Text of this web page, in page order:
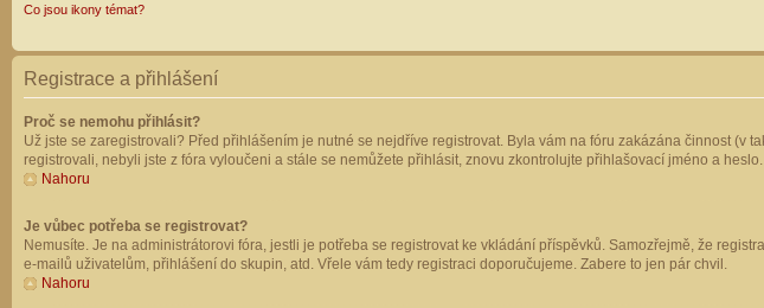
Co jsou ikony témat?
Registrace a přihlášení
Proč se nemohu přihlásit?
Už jste se zaregistrovali? Před přihlášením je nutné se nejdříve registrovat. Byla vám na fóru zakázána činnost
registrovali, nebyli jste z fóra vyloučeni a stále se nemůžete přihlásit, znovu zkontrolujte přihlašovací jméno a
Nahoru
Je vůbec potřeba se registrovat?
Nemusíte. Je na administrátorovi fóra, jestli je potřeba se registrovat ke vkládání příspěvků. Samozřejmě, že
e-mailů uživatelům, přihlášení do skupin, atd. Vřele vám tedy registraci doporučujeme. Zabere to jen pár chvil.
Nahoru